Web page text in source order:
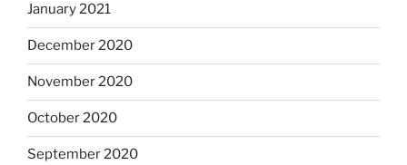
January 2021
December 2020
November 2020
October 2020
September 2020